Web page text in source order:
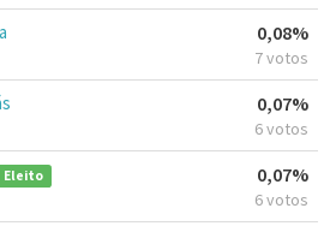
0,08%
7 votos
0,07%
6 votos
Eleito 0,07%
6 votos